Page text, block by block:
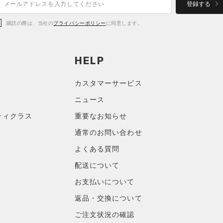
登録する
購読の際は、当社のプライバシーポリシー に同意します。
クラス
HELP
カスタマーサービス
ニュース
重要なお知らせ
通常のお問い合わせ
よくある質問
配送について
お支払いについて
返品・交換について
ご注文状況の確認